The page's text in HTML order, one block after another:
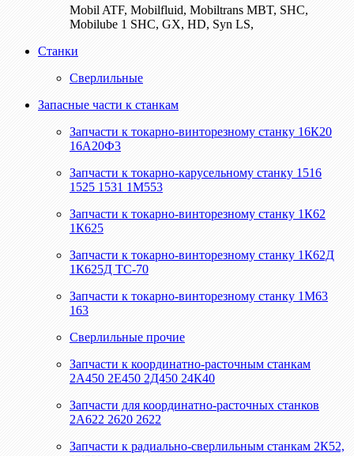
Mobil ATF, Mobilfluid, Mobiltrans MBT, SHC,
Mobilube 1 SHC, GX, HD, Syn LS,
Станки
Сверлильные
Запасные части к станкам
Запчасти к токарно-винторезному станку 16К20
16А20Ф3
Запчасти к токарно-карусельному станку 1516
1525 1531 1М553
Запчасти к токарно-винторезному станку 1К62
1К625
Запчасти к токарно-винторезному станку 1К62Д
1К625Д ТС-70
Запчасти к токарно-винторезному станку 1М63
163
Сверлильные прочие
Запчасти к координатно-расточным станкам
2А450 2Е450 2Д450 24К40
Запчасти для координатно-расточных станков
2А622 2620 2622
Запчасти к радиально-сверлильным станкам 2К52,